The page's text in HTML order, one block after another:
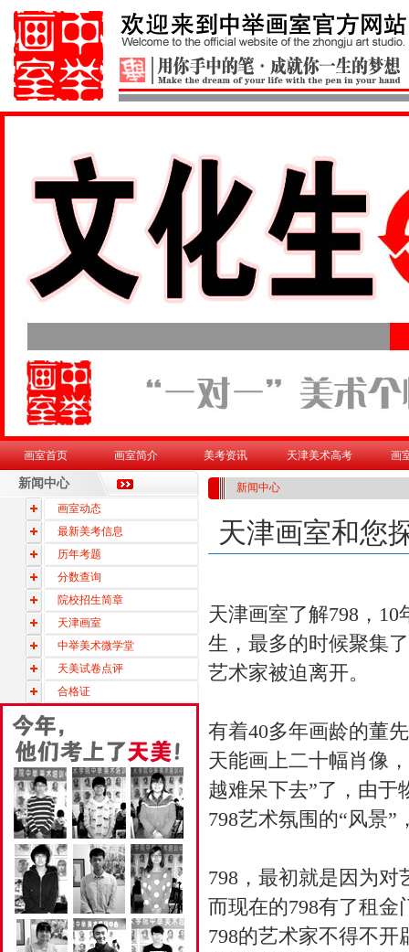
画室首页 画室简介 美考资讯 天津美术高考 画
新闻中心
画室动态
最新美考信息
历年考题
分数查询
院校招生简章
天津画室
中举美术微学堂
天美试卷点评
合格证
新闻中心
天津画室和您
天津画室了解798，
生，最多的时候聚集
艺术家被迫离开。
有着40多年画龄的董
天能画上二十幅肖像
越难呆下去”了，由于
798艺术氛围的“风景”
798，最初就是因为
而现在的798有了租金
798的艺术家不得不